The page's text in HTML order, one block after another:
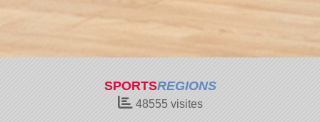
SPORTSREGIONS
48555visites